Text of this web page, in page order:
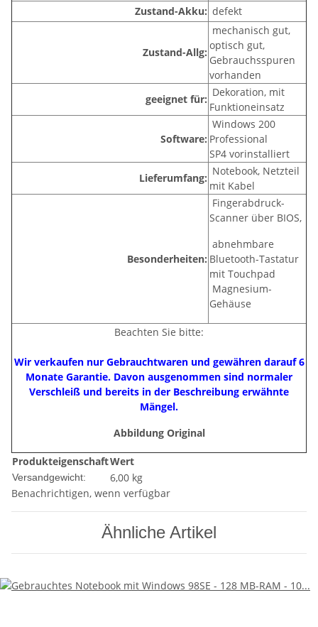
Zustand-Akku: defekt
Zustand-Allg:
mechanisch gut,
optisch gut,
Gebrauchsspuren
vorhanden
geeignet für:
Dekoration, mit
Funktioneinsatz
Software:
Windows 200
Professional
SP4 vorinstalliert
Lieferumfang:
Notebook, Netzteil
mit Kabel
Besonderheiten:
Fingerabdruck-
Scanner über BIOS,
abnehmbare
Bluetooth-Tastatur
mit Touchpad
Magnesium-
Gehäuse
Beachten Sie bitte:
Wir verkaufen nur Gebrauchtwaren und gewähren darauf 6
Monate Garantie. Davon ausgenommen sind normaler
Verschleiß und bereits in der Beschreibung erwähnte
Mängel.
Abbildung Original
ProdukteigenschaftWert
Versandgewicht:
6,00 kg
Benachrichtigen, wenn verfügbar
Ähnliche Artikel